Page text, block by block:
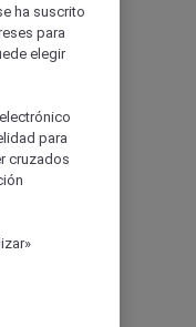
ha suscrito
para
elegir
para
cruzados